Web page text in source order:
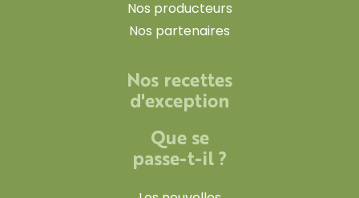
Nos producteurs
Nos partenaires
Nos recettes
d'exception
Que se
passe-t-il ?